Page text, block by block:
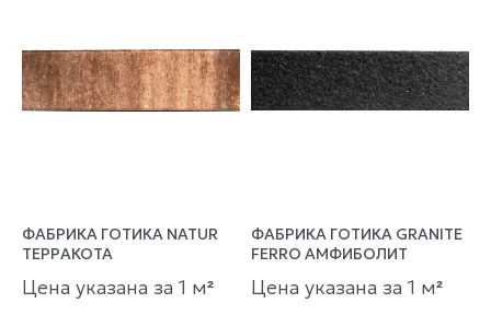
ФАБРИКА ГОТИКА NATUR
ТЕРРАКОТА
Цена указана за 1 м²
ФАБРИКА ГОТИКА GRANITE
FERRO АМФИБОЛИТ
Цена указана за 1 м²